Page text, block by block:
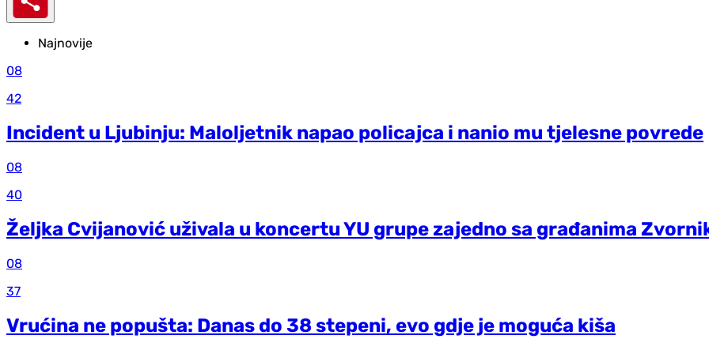
Najnovije
08
42
Incident u Ljubinju: Maloljetnik napao policajca i nanio mu tjelesne povrede
08
40
Željka Cvijanović uživala u koncertu YU grupe zajedno sa građanima
08
37
Vrućina ne popušta: Danas do 38 stepeni, evo gdje je moguća kiša